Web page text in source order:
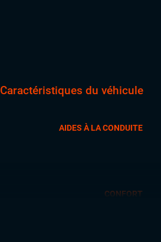
Caractéristiques du véhicule
AIDES À LA CONDUITE
CONFORT